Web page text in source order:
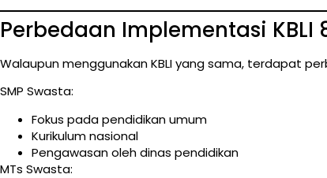
Perbedaan Implementasi KBLI
Walaupun menggunakan KBLI yang sama, terdapat
SMP Swasta:
Fokus pada pendidikan umum
Kurikulum nasional
Pengawasan oleh dinas pendidikan
MTs Swasta: